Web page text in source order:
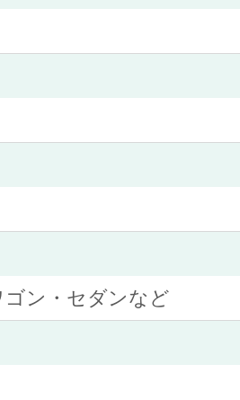
ゴン・セダンなど